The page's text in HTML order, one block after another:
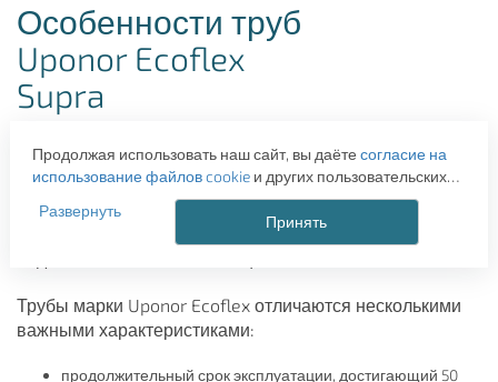
Особенности труб
Uponor Ecoflex
Supra
с теплоизоляционным покрытием и греющим
электрическим кабелем, который предотвращает
промерзание воды. Эта продукция предназначается
для бесканальной прокладки систем холодного
Трубы марки Uponor Ecoflex отличаются несколькими
важными характеристиками:
продолжительный срок эксплуатации, достигающий 50
Продолжая использовать наш сайт, вы даёте согласие на
использование файлов cookieи других пользовательских
данных (включая IP-адрес, сведения о местоположении,
устройстве, действиях на сайте и т. п.) для
функционирования сайта, проведения статистических
исследований, ретаргетинга и использования систем
нашейПолитикой обработки персональных данных.
Если вы не хотите, чтобы ваши данные обрабатывались,
Развернуть
Принять